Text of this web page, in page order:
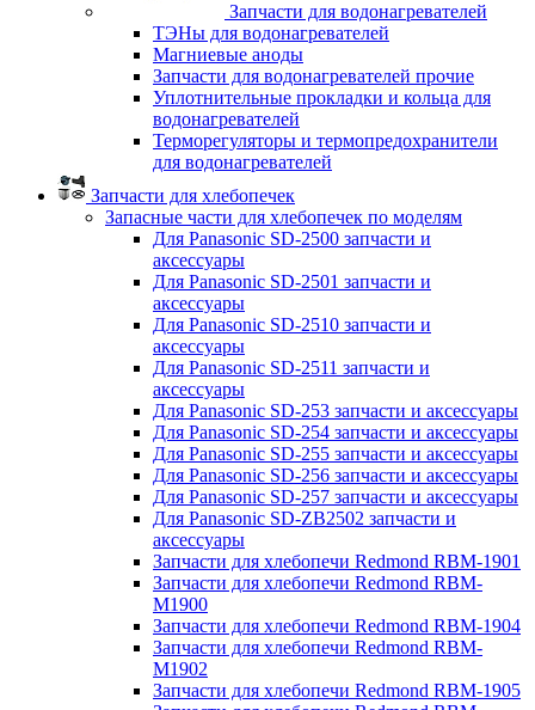
Запчасти для водонагревателей
ТЭНы для водонагревателей
Магниевые аноды
Запчасти для водонагревателей прочие
Уплотнительные прокладки и кольца для
водонагревателей
Терморегуляторы и термопредохранители
для водонагревателей
Запчасти для хлебопечек
Запасные части для хлебопечек по моделям
Для Panasonic SD-2500 запчасти и
аксессуары
Для Panasonic SD-2501 запчасти и
аксессуары
Для Panasonic SD-2510 запчасти и
аксессуары
Для Panasonic SD-2511 запчасти и
аксессуары
Для Panasonic SD-253 запчасти и аксессуары
Для Panasonic SD-254 запчасти и аксессуары
Для Panasonic SD-255 запчасти и аксессуары
Для Panasonic SD-256 запчасти и аксессуары
Для Panasonic SD-257 запчасти и аксессуары
Для Panasonic SD-ZB2502 запчасти и
аксессуары
Запчасти для хлебопечи Redmond RBM-1901
Запчасти для хлебопечи Redmond RBM-
M1900
Запчасти для хлебопечи Redmond RBM-1904
Запчасти для хлебопечи Redmond RBM-
M1902
Запчасти для хлебопечи Redmond RBM-1905